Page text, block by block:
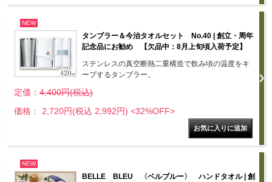
NEW
タンブラー＆今治タオルセット No.40 | 創立・周年
記念品にお勧め 【欠品中：8月上旬頃入荷予定】
ステンレスの真空断熱二重構造で飲み頃の温度をキ
ープするタンブラー。
定価： 4,400円(税込)
価格： 2,720円(税込 2,992円) <32%OFF>
NEW
BELLE BLEU 〈ベルブルー〉 ハンドタオル | 創